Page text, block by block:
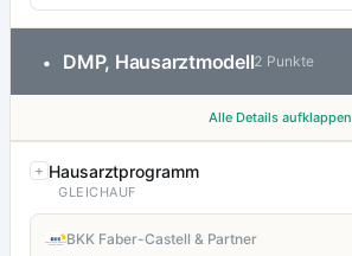
• DMP, Hausarztmodell2 Punkte
Alle Details aufklappen
Hausarztprogramm
GLEICHAUF
BKK Faber-Castell & Partner